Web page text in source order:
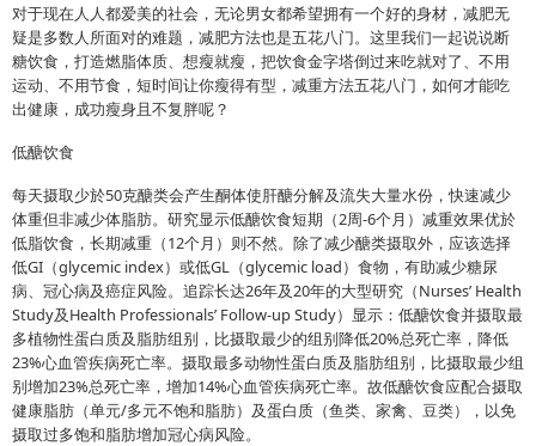
对于现在人人都爱美的社会，无论男女都希望拥有一个好的身材，减肥无
疑是多数人所面对的难题，减肥方法也是五花八门。这里我们一起说说断
糖饮食，打造燃脂体质、想瘦就瘦，把饮食金字塔倒过来吃就对了、不用
运动、不用节食，短时间让你瘦得有型，减重方法五花八门，如何才能吃
出健康，成功瘦身且不复胖呢？
低醣饮食
每天摄取少於50克醣类会产生酮体使肝醣分解及流失大量水份，快速减少
体重但非减少体脂肪。研究显示低醣饮食短期（2周-6个月）减重效果优於
低脂饮食，长期减重（12个月）则不然。除了减少醣类摄取外，应该选择
低GI（glycemic index）或低GL（glycemic load）食物，有助减少糖尿
病、冠心病及癌症风险。追踪长达26年及20年的大型研究（Nurses’ Health
Study及Health Professionals’ Follow-up Study）显示：低醣饮食并摄取最
多植物性蛋白质及脂肪组别，比摄取最少的组别降低20%总死亡率，降低
23%心血管疾病死亡率。摄取最多动物性蛋白质及脂肪组别，比摄取最少组
别增加23%总死亡率，增加14%心血管疾病死亡率。故低醣饮食应配合摄取
健康脂肪（单元/多元不饱和脂肪）及蛋白质（鱼类、家禽、豆类），以免
摄取过多饱和脂肪增加冠心病风险。